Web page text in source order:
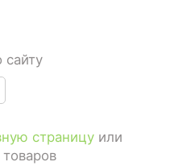
сайту
страницуили